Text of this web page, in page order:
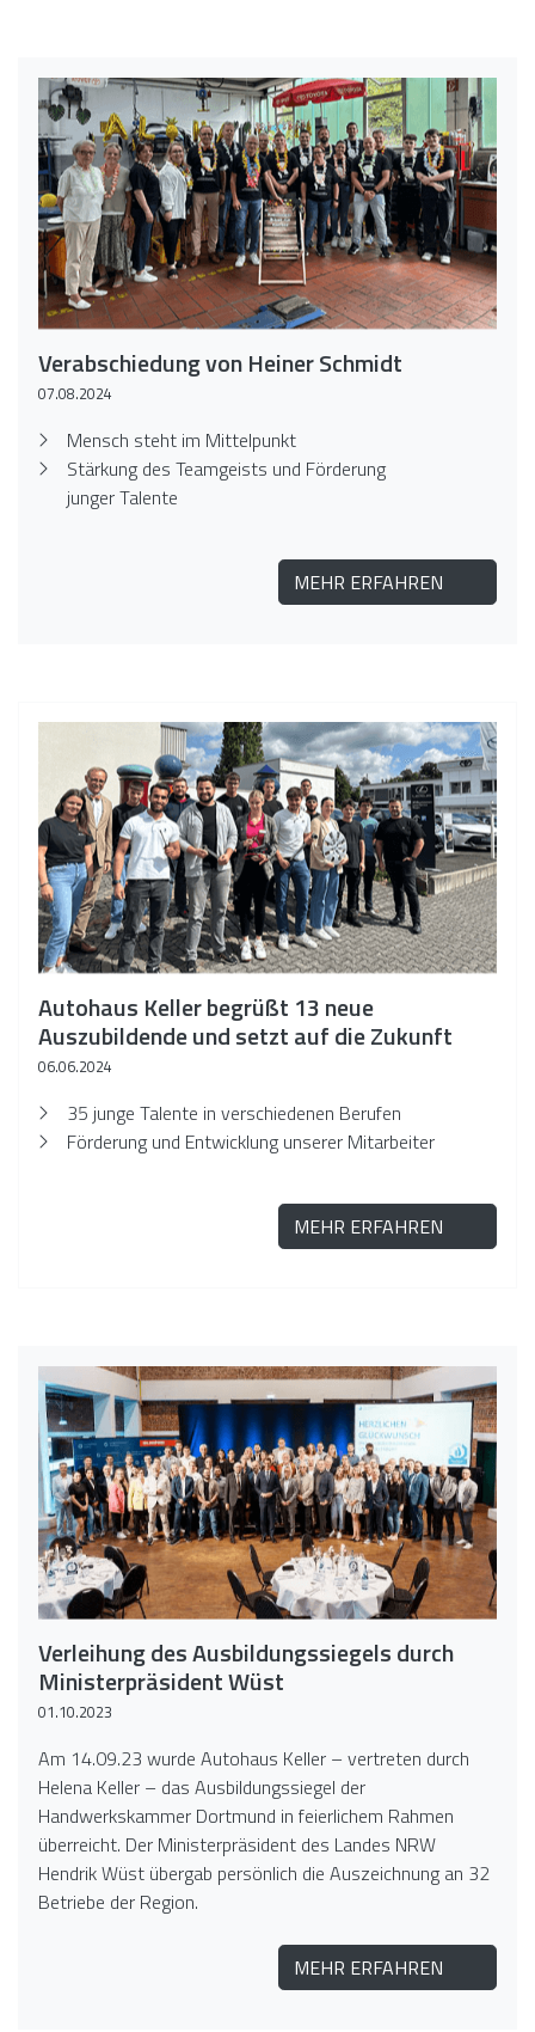
Verabschiedung von Heiner Schmidt
07.08.2024
Mensch steht im Mittelpunkt
Stärkung des Teamgeists und Förderung
junger Talente
MEHR ERFAHREN
Autohaus Keller begrüßt 13 neue
Auszubildende und setzt auf die Zukunft
06.06.2024
35 junge Talente in verschiedenen Berufen
Förderung und Entwicklung unserer Mitarbeiter
MEHR ERFAHREN
Verleihung des Ausbildungssiegels durch
Ministerpräsident Wüst
01.10.2023
Am 14.09.23 wurde Autohaus Keller – vertreten durch
Helena Keller – das Ausbildungssiegel der
Handwerkskammer Dortmund in feierlichem Rahmen
überreicht. Der Ministerpräsident des Landes NRW
Hendrik Wüst übergab persönlich die Auszeichnung an 32
Betriebe der Region.
MEHR ERFAHREN